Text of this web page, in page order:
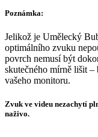
Poznámka:
Jelikož je Umělecký
optimálního zvuku
povrch nemusí být
skutečného mírně lišit –
vašeho monitoru.
Zvuk ve videu nezachytí
naživo.